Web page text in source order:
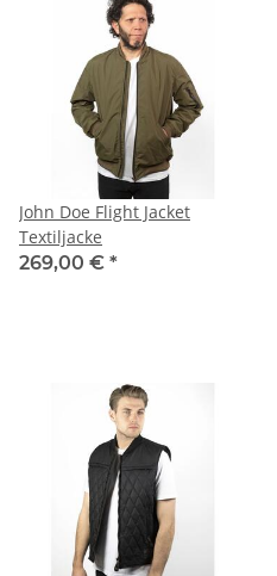
John Doe Flight Jacket
Textiljacke
269,00 € *